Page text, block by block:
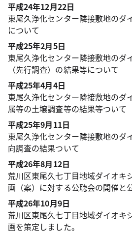
平成24年12月22日
東尾久浄化センター隣接敷地のダ
について
平成25年2月5日
東尾久浄化センター隣接敷地のダ
（先行調査）の結果等について
平成25年4月4日
東尾久浄化センター隣接敷地のダ
属等の土壌調査等の結果等ついて
平成25年9月11日
東尾久浄化センター隣接敷地のダ
向調査の結果ついて
平成26年8月12日
荒川区東尾久七丁目地域ダイオキ
画（案）に対する公聴会の開催と
平成26年10月9日
荒川区東尾久七丁目地域ダイオキ
画を策定しました。